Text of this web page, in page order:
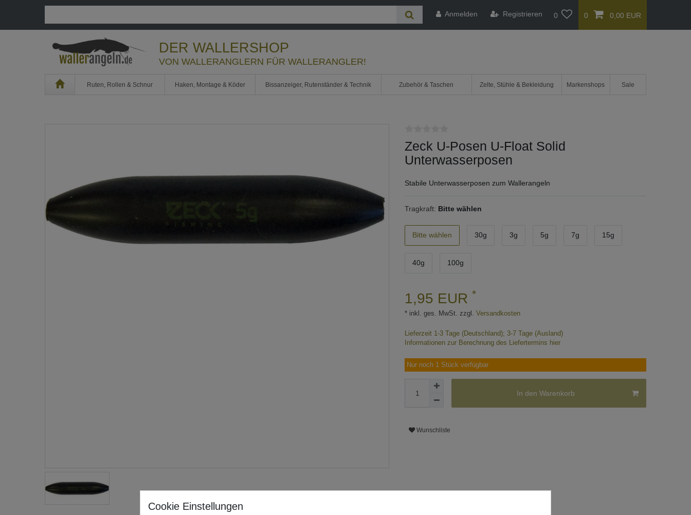
Anmelden Registrieren 0 0 0,00 EUR
DER WALLERSHOP
VON WALLERANGLERN FÜR WALLERANGLER!
Home Ruten, Rollen & Schnur Haken, Montage & Köder Bissanzeiger, Rutenständer & Technik Zubehör & Taschen Zelte, Stühle & Bekleidung Markenshops Sale
Zeck U-Posen U-Float Solid
Unterwasserposen
Stabile Unterwasserposen zum Wallerangeln
Tragkraft: Bitte wählen
Bitte wählen 30g 3g 5g 7g 15g
40g 100g
1,95 EUR *
* inkl. ges. MwSt. zzgl. Versandkosten
Lieferzeit 1-3 Tage (Deutschland); 3-7 Tage (Ausland)
Informationen zur Berechnung des Liefertermins hier
Nur noch 1 Stück verfügbar
In den Warenkorb
Wunschliste